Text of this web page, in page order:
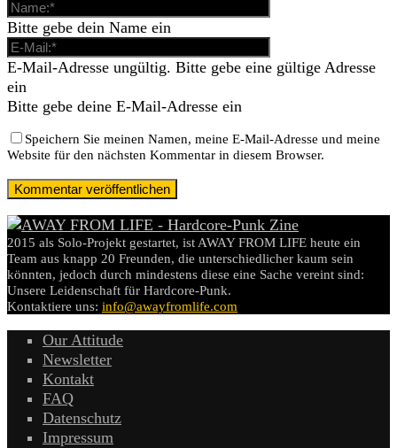
Bitte gebe dein Name ein
E-Mail-Adresse ungültig. Bitte gebe eine gültige Adresse
ein
Bitte gebe deine E-Mail-Adresse ein
Speichern Sie meinen Namen, meine E-Mail-Adresse und meine
Website für den nächsten Kommentar in diesem Browser.
2015 als Solo-Projekt gestartet, ist AWAY FROM LIFE heute ein
Team aus knapp 20 Freunden, die unterschiedlicher kaum sein
könnten, jedoch durch mindestens diese eine Sache vereint sind:
Unsere Leidenschaft für Hardcore-Punk.
Kontaktiere uns: info@awayfromlife.com
Our Attitude
Newsletter
Kontakt
FAQ
Datenschutz
Impressum